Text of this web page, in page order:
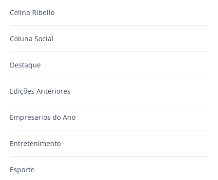
Celina Ribello
Coluna Social
Destaque
Edições Anteriores
Empresarios do Ano
Entretenimento
Esporte